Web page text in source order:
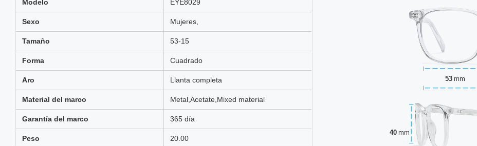
Modelo EYE8029
Sexo Mujeres,
Tamaño 53-15
Forma Cuadrado
Aro Llanta completa
Material del marco Metal,Acetate,Mixed material
Garantía del marco 365 día
Peso 20.00
53 mm
40 mm